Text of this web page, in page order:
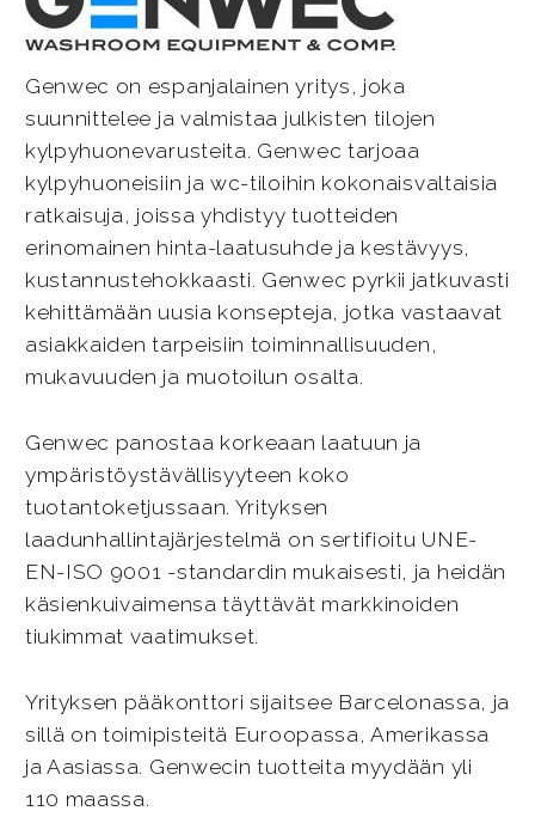
Genwec on espanjalainen yritys, joka
suunnittelee ja valmistaa julkisten tilojen
kylpyhuonevarusteita. Genwec tarjoaa
kylpyhuoneisiin ja wc-tiloihin kokonaisvaltaisia
ratkaisuja, joissa yhdistyy tuotteiden
erinomainen hinta-laatusuhde ja kestävyys,
kustannustehokkaasti. Genwec pyrkii jatkuvasti
kehittämään uusia konsepteja, jotka vastaavat
asiakkaiden tarpeisiin toiminnallisuuden,
mukavuuden ja muotoilun osalta.
Genwec panostaa korkeaan laatuun ja
ympäristöystävällisyyteen koko
tuotantoketjussaan. Yrityksen
laadunhallintajärjestelmä on sertifioitu UNE-
EN-ISO 9001 -standardin mukaisesti, ja heidän
käsienkuivaimensa täyttävät markkinoiden
tiukimmat vaatimukset.
Yrityksen pääkonttori sijaitsee Barcelonassa, ja
sillä on toimipisteitä Euroopassa, Amerikassa
ja Aasiassa. Genwecin tuotteita myydään yli
110 maassa.